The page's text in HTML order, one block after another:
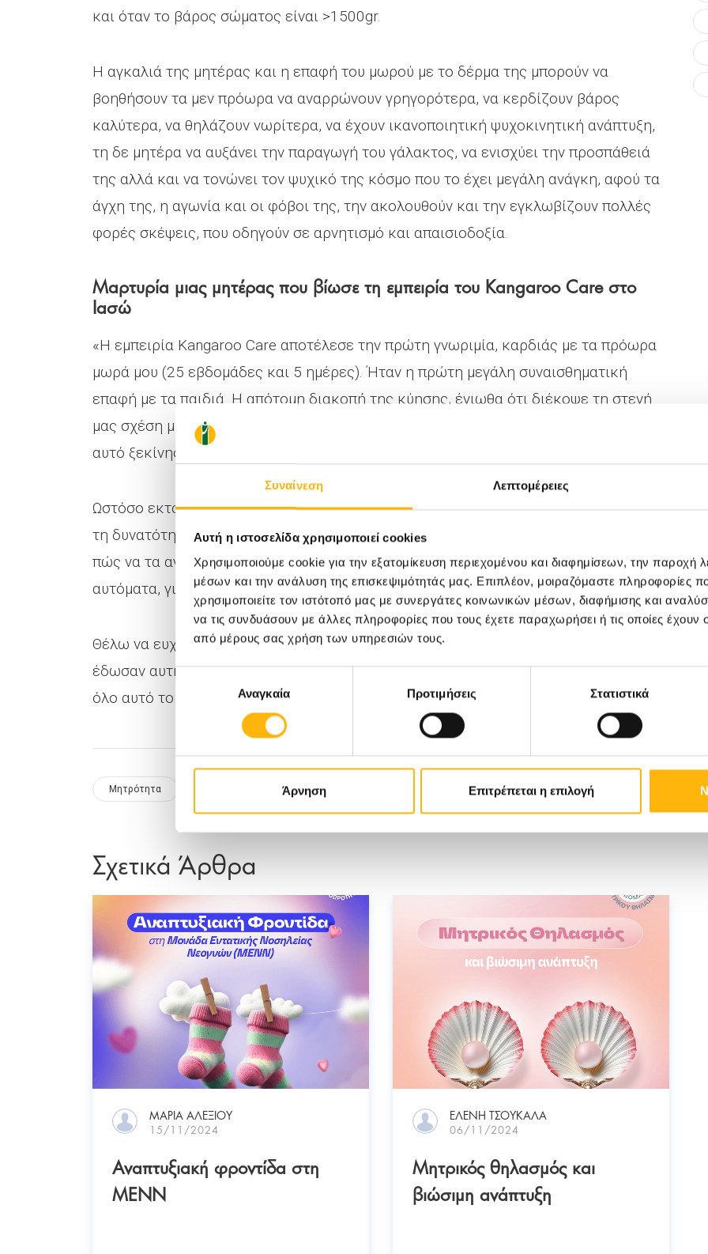
Συναίνεση Λεπτομέρειες
Αυτή η ιστοσελίδα χρησιμοποιεί cookies
Χρησιμοποιούμε cookie για την εξατομίκευση περιεχομένου και διαφημίσεων, την παροχή
μέσων και την ανάλυση της επισκεψιμότητάς μας. Επιπλέον, μοιραζόμαστε πληροφορίες
χρησιμοποιείτε τον ιστότοπό μας με συνεργάτες κοινωνικών μέσων, διαφήμισης και
να τις συνδυάσουν με άλλες πληροφορίες που τους έχετε παραχωρήσει ή τις οποίες έχουν
από μέρους σας χρήση των υπηρεσιών τους.
Επιλογή
συγκατάθεσηςΑναγκαία Προτιμήσεις Στατιστικά
Άρνηση Επιτρέπεται η επιλογή
και όταν το βάρος σώματος είναι >1500gr.
Η αγκαλιά της μητέρας και η επαφή του μωρού με το δέρμα της μπορούν να
βοηθήσουν τα μεν πρόωρα να αναρρώνουν γρηγορότερα, να κερδίζουν βάρος
καλύτερα, να θηλάζουν νωρίτερα, να έχουν ικανοποιητική ψυχοκινητική ανάπτυξη,
τη δε μητέρα να αυξάνει την παραγωγή του γάλακτος, να ενισχύει την προσπάθειά
της αλλά και να τονώνει τον ψυχικό της κόσμο που το έχει μεγάλη ανάγκη, αφού τα
άγχη της, η αγωνία και οι φόβοι της, την ακολουθούν και την εγκλωβίζουν πολλές
φορές σκέψεις, που οδηγούν σε αρνητισμό και απαισιοδοξία.
Μαρτυρία μιας μητέρας που βίωσε τη εμπειρία του Kangaroo Care στο
Ιασώ
«Η εμπειρία Kangaroo Care αποτέλεσε την πρώτη γνωριμία, καρδιάς με τα πρόωρα
μωρά μου (25 εβδομάδες και 5 ημέρες). Ήταν η πρώτη μεγάλη συναισθηματική
επαφή με τα παιδιά. Η απότομη διακοπή της κύησης, ένιωθα ότι διέκοψε τη στενή
μας σχέση μητέρας – μωρών. Το Kangaroo Care μας έδεσε ξανά και με τον τρόπο
αυτό ξεκίνησε η σχέση μας.
Ωστόσο εκτός από τη συναισθηματική επαφή, η εμπειρία Kangaroo Care μου έδωσε
τη δυνατότητα να εξοικειωθώ με τα μωρά: πώς να τα κρατήσω, πως να τα πιάσω,
πώς να τα αγγίξω. Διαδικασίες που για τις μητέρες των τελειόμηνων γίνονται
αυτόματα, για εμάς άρχισαν ξανά.
Θέλω να ευχαριστήσω θερμά τη Διεύθυνση και το Προσωπικό της Μονάδας που μου
έδωσαν αυτή τη δυνατότητα αλλά και για όλη την υποστήριξη και τη βοήθειά τους
όλο αυτό το διάστημα»
Μητρότητα
Σχετικά Άρθρα
ΜΑΡΊΑ ΑΛΕΞΊΟΥ
15/11/2024
Αναπτυξιακή φροντίδα στη
ΜΕΝΝ
ΕΛΈΝΗ ΤΣΟΥΚΑΛΆ
06/11/2024
Μητρικός θηλασμός και
βιώσιμη ανάπτυξη